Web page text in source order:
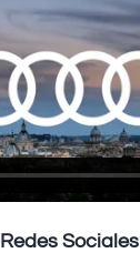
Redes Sociales